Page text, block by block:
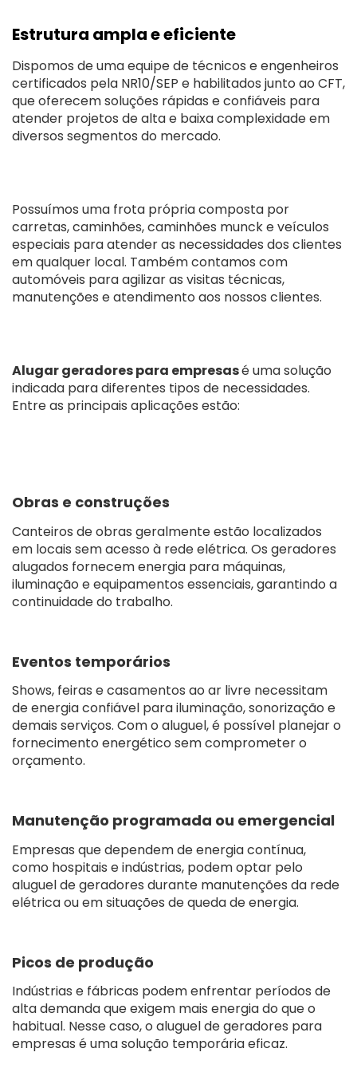
Estrutura ampla e eficiente
Dispomos de uma equipe de técnicos e engenheiros
certificados pela NR10/SEP e habilitados junto ao CFT,
que oferecem soluções rápidas e confiáveis para
atender projetos de alta e baixa complexidade em
diversos segmentos do mercado.
Possuímos uma frota própria composta por
carretas, caminhões, caminhões munck e veículos
especiais para atender as necessidades dos clientes
em qualquer local. Também contamos com
automóveis para agilizar as visitas técnicas,
manutenções e atendimento aos nossos clientes.
Alugar geradores para empresasé uma solução
indicada para diferentes tipos de necessidades.
Entre as principais aplicações estão:
Obras e construções
Canteiros de obras geralmente estão localizados
em locais sem acesso à rede elétrica. Os geradores
alugados fornecem energia para máquinas,
iluminação e equipamentos essenciais, garantindo a
continuidade do trabalho.
Eventos temporários
Shows, feiras e casamentos ao ar livre necessitam
de energia confiável para iluminação, sonorização e
demais serviços. Com o aluguel, é possível planejar o
fornecimento energético sem comprometer o
orçamento.
Manutenção programada ou emergencial
Empresas que dependem de energia contínua,
como hospitais e indústrias, podem optar pelo
aluguel de geradores durante manutenções da rede
elétrica ou em situações de queda de energia.
Picos de produção
Indústrias e fábricas podem enfrentar períodos de
alta demanda que exigem mais energia do que o
habitual. Nesse caso, o aluguel de geradores para
empresas é uma solução temporária eficaz.